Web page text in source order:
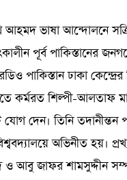
ভাষা আন্দোলনে
পূর্ব পাকিস্তানের
পাকিস্তান ঢাকা
কর্মরত শিল্পী-আলতাফ
যোগ দেন। তিনি তদানীন্তন
অভিনীত হয়।
আবু জাফর শামসুদ্দীন